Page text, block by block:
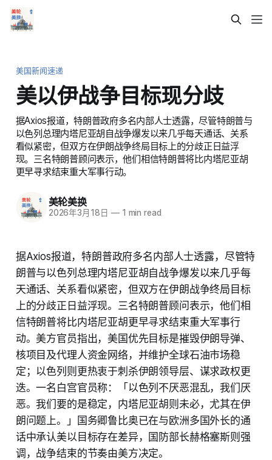
美国新闻速递
美以伊战争目标现分歧
据Axios报道，特朗普政府多名内部人士透露，尽管特朗普与
以色列总理内塔尼亚胡自战争爆发以来几乎每天通话、关系
看似紧密，但双方在伊朗战争终局目标上的分歧正日益浮
现。三名特朗普顾问表示，他们相信特朗普将比内塔尼亚胡
更早寻求结束重大军事行动。
美轮美换
2026年3月18日 —1 min read
据Axios报道，特朗普政府多名内部人士透露，尽管特
朗普与以色列总理内塔尼亚胡自战争爆发以来几乎每
天通话、关系看似紧密，但双方在伊朗战争终局目标
上的分歧正日益浮现。三名特朗普顾问表示，他们相
信特朗普将比内塔尼亚胡更早寻求结束重大军事行
动。美方官员指出，美国优先目标是摧毁伊朗导弹、
核项目及代理人资金网络，并维护全球石油市场稳
定；以色列则更热衷于刺杀伊朗领导层、谋求政权更
迭。一名白宫官员称：「以色列不厌恶混乱，我们厌
恶。我们要的是稳定，内塔尼亚胡则未必，尤其在伊
朗问题上。」国务卿鲁比奥已在与欧洲多国外长的通
话中承认美以目标存在差异，国防部长赫格塞斯则强
调，战争结束的节奏由美方决定。